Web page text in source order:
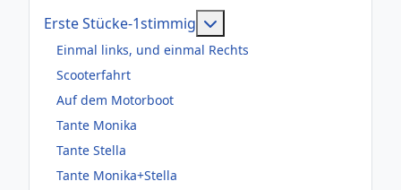
Erste Stücke-1stimmig
Einmal links, und einmal Rechts
Scooterfahrt
Auf dem Motorboot
Tante Monika
Tante Stella
Tante Monika+Stella